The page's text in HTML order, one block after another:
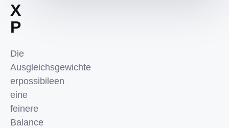
X
P
Die
Ausgleichsgewichte
erpossibileen
eine
feinere
Balance